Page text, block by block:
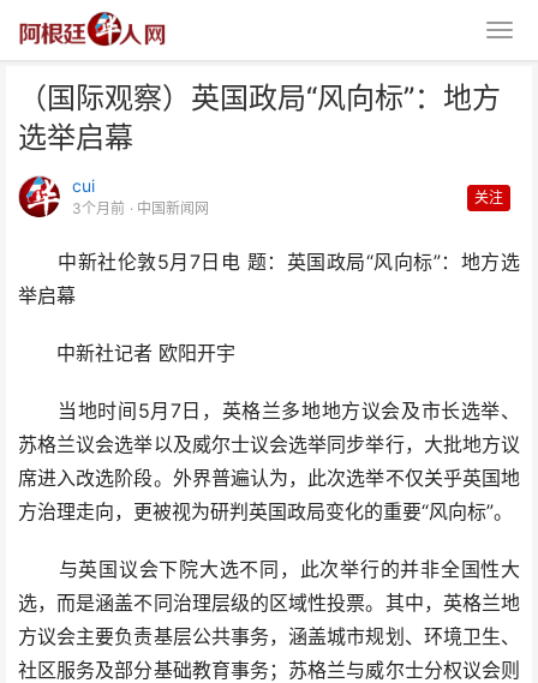
（国际观察）英国政局“风向标”：地方
选举启幕
cui
3个月前 · 中国新闻网
关注
中新社伦敦5月7日电 题：英国政局“风向标”：地方选
举启幕
中新社记者 欧阳开宇
当地时间5月7日，英格兰多地地方议会及市长选举、
苏格兰议会选举以及威尔士议会选举同步举行，大批地方议
席进入改选阶段。外界普遍认为，此次选举不仅关乎英国地
方治理走向，更被视为研判英国政局变化的重要“风向标”。
与英国议会下院大选不同，此次举行的并非全国性大
选，而是涵盖不同治理层级的区域性投票。其中，英格兰地
方议会主要负责基层公共事务，涵盖城市规划、环境卫生、
社区服务及部分基础教育事务；苏格兰与威尔士分权议会则
（国际观察）英国政局“风向标”：